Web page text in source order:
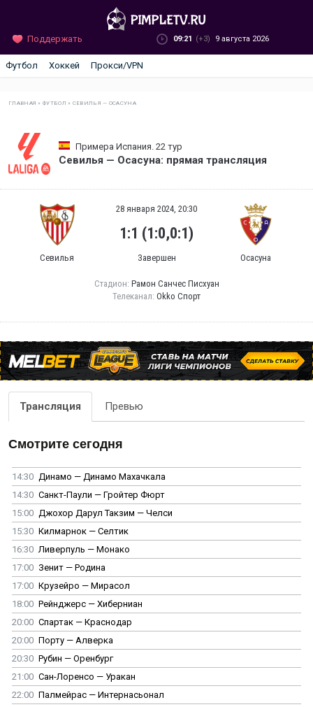
Поддержать 09:21 (+3) 9 августа 2026
Футбол Хоккей Прокси/VPN
ГЛАВНАЯ »ФУТБОЛ » СЕВИЛЬЯ — ОСАСУНА
Примера Испания. 22 тур
Севилья — Осасуна: прямая трансляция
Севилья
28 января 2024, 20:30
1:1 (1:0,0:1)
Завершен Осасуна
Стадион: Рамон Санчес Писхуан
Телеканал: Okko Спорт
Трансляция Превью
Смотрите сегодня
14:30 Динамо — Динамо Махачкала
14:30 Санкт-Паули — Гройтер Фюрт
15:00 Джохор Дарул Такзим — Челси
15:30 Килмарнок — Селтик
16:30 Ливерпуль — Монако
17:00 Зенит — Родина
17:00 Крузейро — Мирасол
18:00 Рейнджерс — Хиберниан
20:00 Спартак — Краснодар
20:00 Порту — Алверка
20:30 Рубин — Оренбург
21:00 Сан-Лоренсо — Уракан
22:00 Палмейрас — Интернасьонал